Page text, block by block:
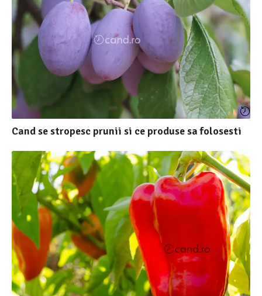
Cand se stropesc prunii si ce produse sa folosesti